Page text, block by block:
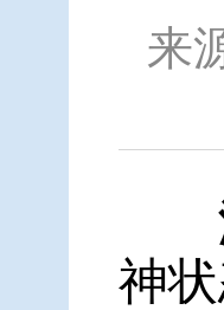
来
神